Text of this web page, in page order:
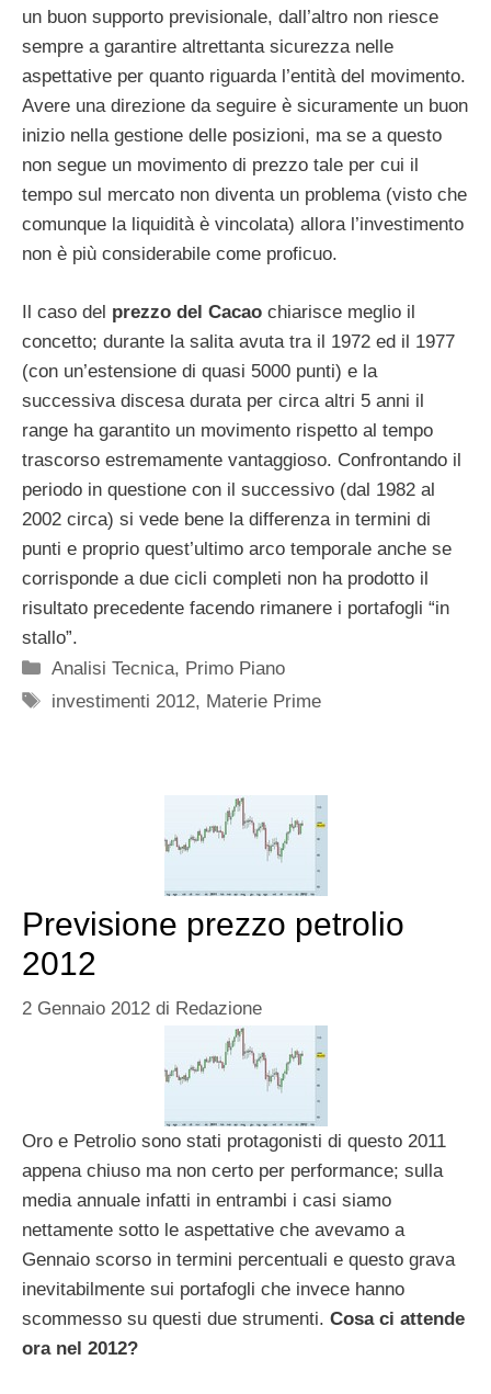
un buon supporto previsionale, dall’altro non riesce
sempre a garantire altrettanta sicurezza nelle
aspettative per quanto riguarda l’entità del movimento.
Avere una direzione da seguire è sicuramente un buon
inizio nella gestione delle posizioni, ma se a questo
non segue un movimento di prezzo tale per cui il
tempo sul mercato non diventa un problema (visto che
comunque la liquidità è vincolata) allora l’investimento
non è più considerabile come proficuo.
Il caso del prezzo del Cacao chiarisce meglio il
concetto; durante la salita avuta tra il 1972 ed il 1977
(con un’estensione di quasi 5000 punti) e la
successiva discesa durata per circa altri 5 anni il
range ha garantito un movimento rispetto al tempo
trascorso estremamente vantaggioso. Confrontando il
periodo in questione con il successivo (dal 1982 al
2002 circa) si vede bene la differenza in termini di
punti e proprio quest’ultimo arco temporale anche se
corrisponde a due cicli completi non ha prodotto il
risultato precedente facendo rimanere i portafogli “in
stallo”.
Categorie
Analisi Tecnica, Primo Piano
Tag
investimenti 2012, Materie Prime
Previsione prezzo petrolio
2012
2 Gennaio 2012 di Redazione
Oro e Petrolio sono stati protagonisti di questo 2011
appena chiuso ma non certo per performance; sulla
media annuale infatti in entrambi i casi siamo
nettamente sotto le aspettative che avevamo a
Gennaio scorso in termini percentuali e questo grava
inevitabilmente sui portafogli che invece hanno
scommesso su questi due strumenti. Cosa ci attende
ora nel 2012?